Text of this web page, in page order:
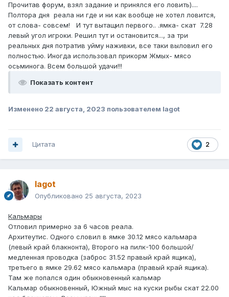
Прочитав форум, взял задание и принялся его ловить)....
Полтора дня реала ни где и ни как вообще не хотел ловится,
от слова- совсем! И тут вытащил первого.. .ямка- скат 7.28
левый угол игроки. Решил тут и остановится..., за три
реальных дня потратив уйму наживки, все таки выловил его
полностью. Иногда использовал прикорм Жмых- мясо
осьминога. Всем большой удачи!!!
Показать контент
Изменено 22 августа, 2023 пользователем lagot
2
Цитата
lagot
Опубликовано 25 августа, 2023
Кальмары
Отловил примерно за 6 часов реала.
Архитеутис. Одного словил в ямке 30.12 мясо кальмара
(левый край блакнонта), Второго на пилк-100 большой/
медленная проводка (заброс 31.52 правый край ящика),
третьего в ямке 29.62 мясо кальмара (правый край ящика).
Там же попался один обыкновенный кальмар
Кальмар обыкновенный, Южный мыс на куски рыбы скат 22.00